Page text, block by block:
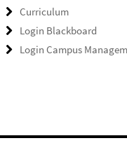
Curriculum
Login Blackboard
Login Campus